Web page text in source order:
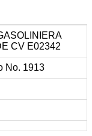
CV E02342
No. 1913